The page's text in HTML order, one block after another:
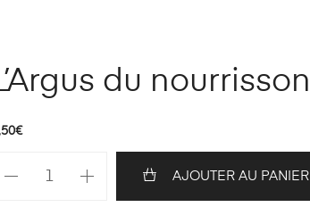
du nourrisson
€
AJOUTER AU PANIER